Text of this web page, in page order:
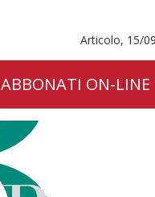
Articolo, 15/
ABBONATI ON-LINE